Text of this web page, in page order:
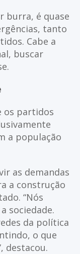
burra, é quase
tanto
Cabe a
buscar
os partidos
a população
as demandas
a construção
“Nós
sociedade.
da política
o que
destacou.